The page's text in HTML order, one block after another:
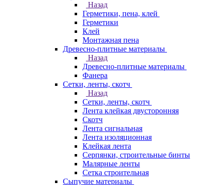
Назад
Герметики, пена, клей
Герметики
Клей
Монтажная пена
Древесно-плитные материалы
Назад
Древесно-плитные материалы
Фанера
Сетки, ленты, скотч
Назад
Сетки, ленты, скотч
Лента клейкая двусторонняя
Скотч
Лента сигнальная
Лента изоляционная
Клейкая лента
Серпянки, строительные бинты
Малярные ленты
Сетка строительная
Сыпучие материалы